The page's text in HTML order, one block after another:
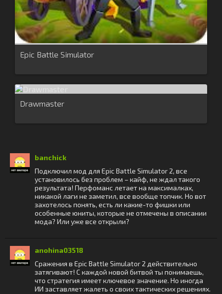
Epic Battle Simulator
Drawmaster
banchick
Подключил мод для Epic Battle Simulator 2, все
установилось без проблем – кайф, не ждал такого
результата! Перфоманс летает на максималках,
никакой лаги не заметил, все вообще топчик. Но вот
захотелось понять, есть ли какие-то фишки или
особенные юниты, которые не отмечены в описании
мода? Или уже все открыли?
anohina03518
Сражения в Epic Battle Simulator 2 действительно
затягивают! С каждой новой битвой ты понимаешь,
что стратегия имеет ключевое значение. Но иногда
ИИ заставляет жалеть о своих тактических решениях.